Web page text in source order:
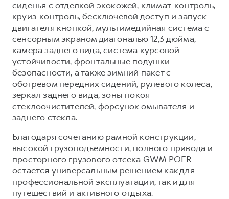
сиденья с отделкой экокожей, климат-контроль,
круиз-контроль, бесключевой доступ и запуск
двигателя кнопкой, мультимедийная система с
сенсорным экраном диагональю 12,3 дюйма,
камера заднего вида, система курсовой
устойчивости, фронтальные подушки
безопасности, а также зимний пакет с
обогревом передних сидений, рулевого колеса,
зеркал заднего вида, зоны покоя
стеклоочистителей, форсунок омывателя и
заднего стекла.
Благодаря сочетанию рамной конструкции,
высокой грузоподъемности, полного привода и
просторного грузового отсека GWM POER
остается универсальным решением как для
профессиональной эксплуатации, так и для
путешествий и активного отдыха.